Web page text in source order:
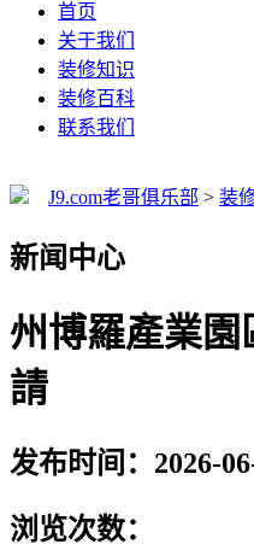
首页
关于我们
装修知识
装修百科
联系我们
J9.com老哥俱乐部 > 装
新闻中心
州博羅產業園
請
发布时间：2026-
浏览次数：